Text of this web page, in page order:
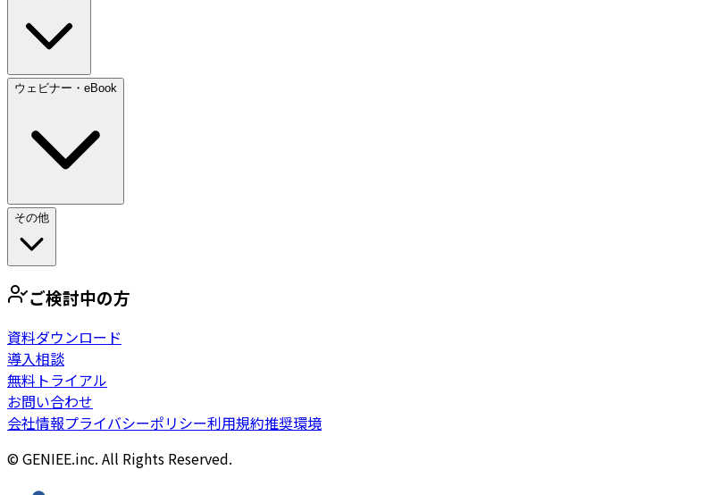
ウェビナー・eBook
その他
ご検討中の方
資料ダウンロード
導入相談
無料トライアル
お問い合わせ
会社情報プライバシーポリシー利用規約推奨環境
© GENIEE.inc. All Rights Reserved.